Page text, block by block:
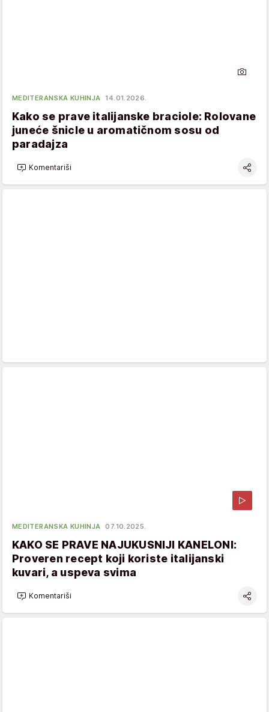
MEDITERANSKA KUHINJA 14.01.2026.
Kako se prave italijanske braciole: Rolovane
juneće šnicle u aromatičnom sosu od
paradajza
Komentariši
MEDITERANSKA KUHINJA 07.10.2025.
KAKO SE PRAVE NAJUKUSNIJI KANELONI:
Proveren recept koji koriste italijanski
kuvari, a uspeva svima
Komentariši